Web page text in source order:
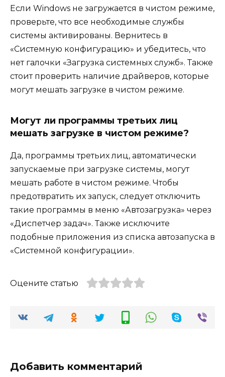
Если Windows не загружается в чистом режиме,
проверьте, что все необходимые службы
системы активированы. Вернитесь в
«Системную конфигурацию» и убедитесь, что
нет галочки «Загрузка системных служб». Также
стоит проверить наличие драйверов, которые
могут мешать загрузке в чистом режиме.
Могут ли программы третьих лиц
мешать загрузке в чистом режиме?
Да, программы третьих лиц, автоматически
запускаемые при загрузке системы, могут
мешать работе в чистом режиме. Чтобы
предотвратить их запуск, следует отключить
такие программы в меню «Автозагрузка» через
«Диспетчер задач». Также исключите
подобные приложения из списка автозапуска в
«Системной конфигурации».
Оцените статью
Добавить комментарий